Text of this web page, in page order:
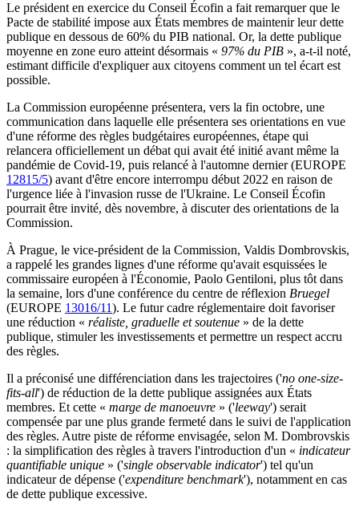
Le président en exercice du Conseil Écofin a fait remarquer que le
Pacte de stabilité impose aux États membres de maintenir leur dette
publique en dessous de 60% du PIB national. Or, la dette publique
moyenne en zone euro atteint désormais « 97% du PIB », a-t-il noté,
estimant difficile d'expliquer aux citoyens comment un tel écart est
possible.
La Commission européenne présentera, vers la fin octobre, une
communication dans laquelle elle présentera ses orientations en vue
d'une réforme des règles budgétaires européennes, étape qui
relancera officiellement un débat qui avait été initié avant même la
pandémie de Covid-19, puis relancé à l'automne dernier (EUROPE
12815/5) avant d'être encore interrompu début 2022 en raison de
l'urgence liée à l'invasion russe de l'Ukraine. Le Conseil Écofin
pourrait être invité, dès novembre, à discuter des orientations de la
Commission.
À Prague, le vice-président de la Commission, Valdis Dombrovskis,
a rappelé les grandes lignes d'une réforme qu'avait esquissées le
commissaire européen à l'Économie, Paolo Gentiloni, plus tôt dans
la semaine, lors d'une conférence du centre de réflexion Bruegel
(EUROPE 13016/11). Le futur cadre réglementaire doit favoriser
une réduction « réaliste, graduelle et soutenue » de la dette
publique, stimuler les investissements et permettre un respect accru
des règles.
Il a préconisé une différenciation dans les trajectoires ('no one-size-
fits-all') de réduction de la dette publique assignées aux États
membres. Et cette « marge de manoeuvre » ('leeway') serait
compensée par une plus grande fermeté dans le suivi de l'application
des règles. Autre piste de réforme envisagée, selon M. Dombrovskis
: la simplification des règles à travers l'introduction d'un « indicateur
quantifiable unique » ('single observable indicator') tel qu'un
indicateur de dépense ('expenditure benchmark'), notamment en cas
de dette publique excessive.